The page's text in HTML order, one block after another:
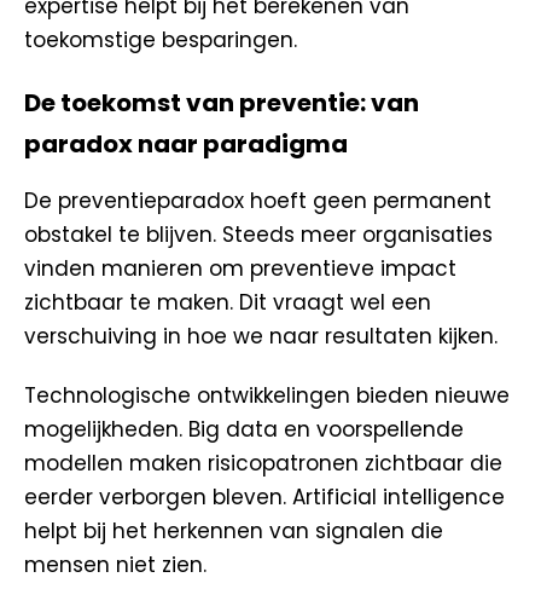
expertise helpt bij het berekenen van
toekomstige besparingen.
De toekomst van preventie: van
paradox naar paradigma
De preventieparadox hoeft geen permanent
obstakel te blijven. Steeds meer organisaties
vinden manieren om preventieve impact
zichtbaar te maken. Dit vraagt wel een
verschuiving in hoe we naar resultaten kijken.
Technologische ontwikkelingen bieden nieuwe
mogelijkheden. Big data en voorspellende
modellen maken risicopatronen zichtbaar die
eerder verborgen bleven. Artificial intelligence
helpt bij het herkennen van signalen die
mensen niet zien.